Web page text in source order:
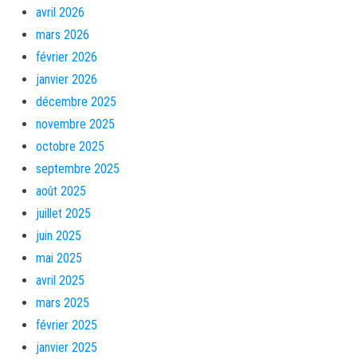
avril 2026
mars 2026
février 2026
janvier 2026
décembre 2025
novembre 2025
octobre 2025
septembre 2025
août 2025
juillet 2025
juin 2025
mai 2025
avril 2025
mars 2025
février 2025
janvier 2025